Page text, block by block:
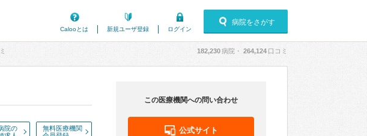
Calooとは
新規ユーザ登録 ログイン
病院をさがす
182,230病院・ 264,124 口コミ
院の
無料医療機関
この医療機関への問い合わせ
公式サイト